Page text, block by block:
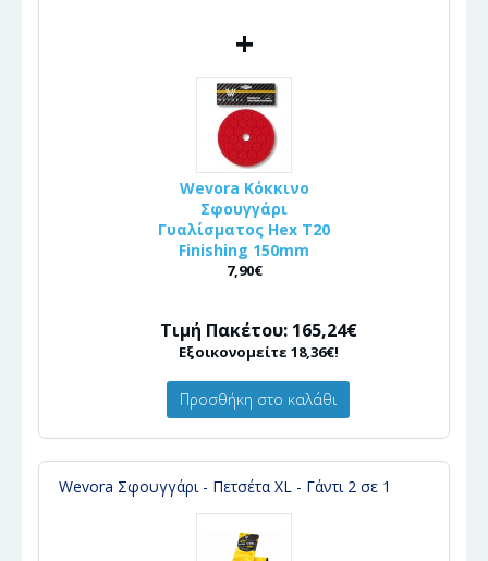
+
Wevora Κόκκινο
Σφουγγάρι
Γυαλίσματος Hex T20
Finishing 150mm
7,90€
Τιμή Πακέτου: 165,24€
Εξοικονομείτε 18,36€!
Προσθήκη στο καλάθι
Wevora Σφουγγάρι - Πετσέτα XL - Γάντι 2 σε 1